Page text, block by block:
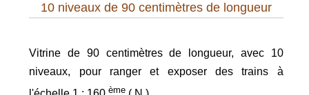
10 niveaux de 90 centimètres de longueur
Vitrine de 90 centimètres de longueur, avec 10
niveaux, pour ranger et exposer des trains à
ème